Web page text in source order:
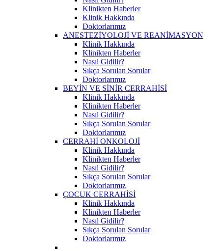
Klinikten Haberler
Klinik Hakkında
Doktorlarımız
ANESTEZİYOLOJİ VE REANİMASYON
Klinik Hakkında
Klinikten Haberler
Nasıl Gidilir?
Sıkça Sorulan Sorular
Doktorlarımız
BEYİN VE SİNİR CERRAHİSİ
Klinik Hakkında
Klinikten Haberler
Nasıl Gidilir?
Sıkça Sorulan Sorular
Doktorlarımız
CERRAHİ ONKOLOJİ
Klinik Hakkında
Klinikten Haberler
Nasıl Gidilir?
Sıkça Sorulan Sorular
Doktorlarımız
ÇOCUK CERRAHİSİ
Klinik Hakkında
Klinikten Haberler
Nasıl Gidilir?
Sıkça Sorulan Sorular
Doktorlarımız